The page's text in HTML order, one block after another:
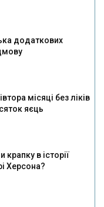
додаткових
місяці без ліків
яєць
крапку в історії
Херсона?